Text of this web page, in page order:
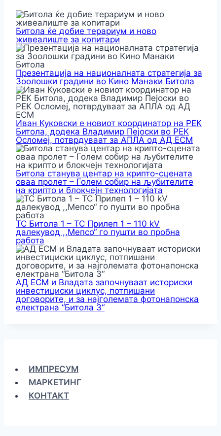
Битола ќе добие терариум и ново
живеалиште за копитари
Презентација на националната стратегија за
Зоолошки градини во Кино Манаки Битола
Иван Куковски е новиот координатор на РЕК
Битола, додека Владимир Пејоски во РЕК
Осломеј, потврдуваат за АПЛА од АД ЕСМ
Битола станува центар на крипто-сцената
оваа пролет – Голем собир на љубителите
на крипто и блокчејн технологијата
ТС Битола 1 – ТС Прилеп 1 – 110 kV
далекувод ,,Мепсо“ го пушти во пробна
работа
АД ЕСМ и Владата започнуваат историски
инвестициски циклус, потпишани
договорите, и за најголемата фотонапонска
електрана “Битола 3“
ИМПРЕСУМ
МАРКЕТИНГ
КОНТАКТ